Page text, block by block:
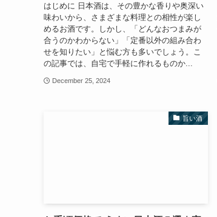
はじめに 日本酒は、その豊かな香りや奥深い
味わいから、さまざまな料理との相性が楽し
めるお酒です。しかし、「どんなおつまみが
合うのかわからない」「定番以外の組み合わ
せを知りたい」と悩む方も多いでしょう。こ
の記事では、自宅で手軽に作れるものか...
December 25, 2024
旨い酒